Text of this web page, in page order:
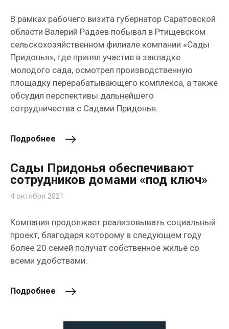
В рамках рабочего визита губернатор Саратовской
области Валерий Радаев побывал в Ртищевском
сельскохозяйственном филиале компании «Сады
Придонья», где принял участие в закладке
молодого сада, осмотрел производственную
площадку перерабатывающего комплекса, а также
обсудил перспективы дальнейшего
сотрудничества с Садами Придонья.
Подробнее
Сады Придонья обеспечивают
сотрудников домами «под ключ»
4 октября 2021
Компания продолжает реализовывать социальный
проект, благодаря которому в следующем году
более 20 семей получат собственное жильё со
всеми удобствами.
Подробнее